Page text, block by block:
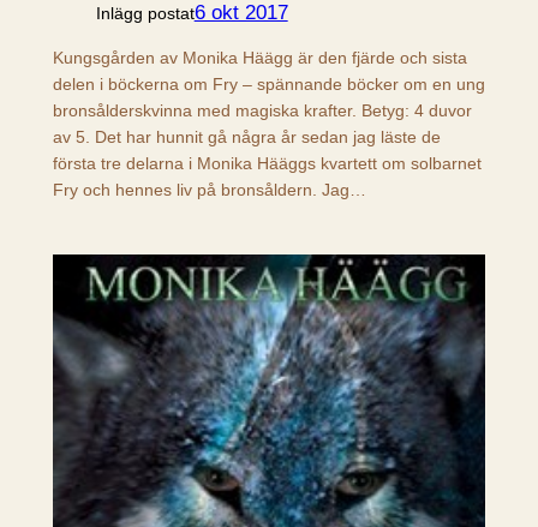
Inlägg postat6 okt 2017
Kungsgården av Monika Häägg är den fjärde och sista
delen i böckerna om Fry – spännande böcker om en ung
bronsålderskvinna med magiska krafter. Betyg: 4 duvor
av 5. Det har hunnit gå några år sedan jag läste de
första tre delarna i Monika Hääggs kvartett om solbarnet
Fry och hennes liv på bronsåldern. Jag…